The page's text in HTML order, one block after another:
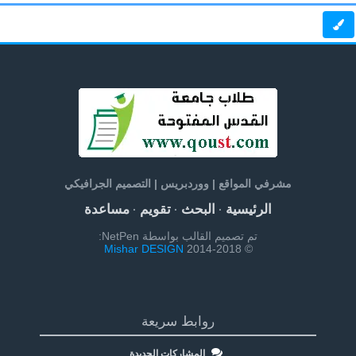
مشرفي المواقع | ووردبريس | التصميم الجرافيكي
الرئيسية· البحث· تقويم· مساعدة
تم تصميم القالب بواسطة NetPen:
© 2014-2018
Mishar DESIGN
روابط سريعة
المشاركات الجديدة